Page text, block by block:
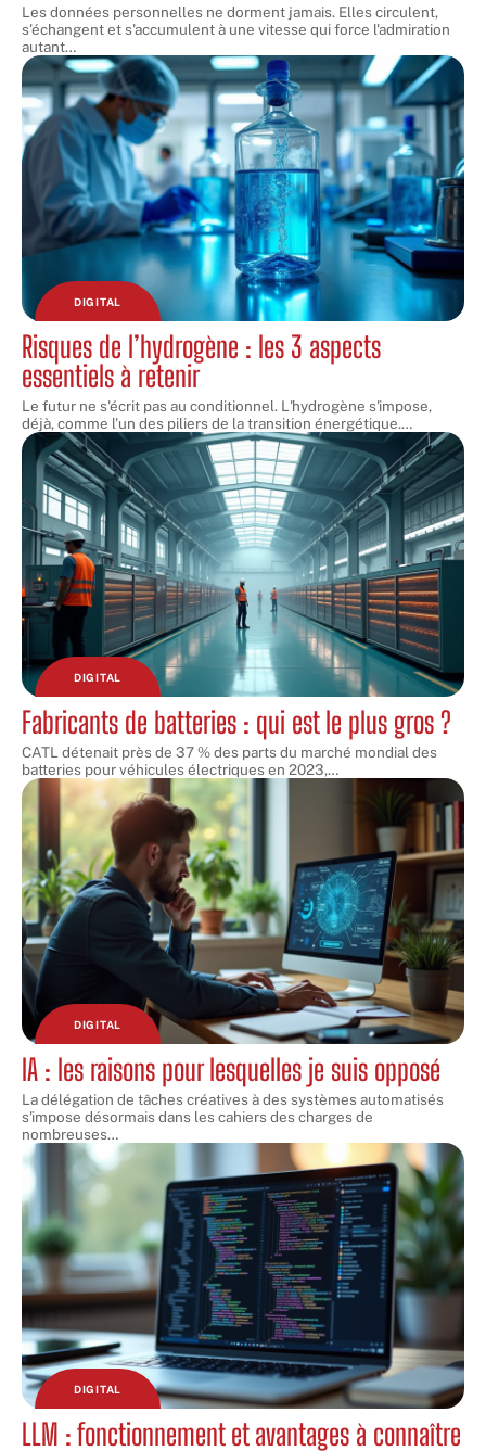
Les données personnelles ne dorment jamais. Elles circulent,
s'échangent et s'accumulent à une vitesse qui force l'admiration
autant…
DIGITAL
Risques de l’hydrogène : les 3 aspects
essentiels à retenir
Le futur ne s'écrit pas au conditionnel. L'hydrogène s'impose,
déjà, comme l'un des piliers de la transition énergétique.…
DIGITAL
Fabricants de batteries : qui est le plus gros ?
CATL détenait près de 37 % des parts du marché mondial des
batteries pour véhicules électriques en 2023,…
DIGITAL
IA : les raisons pour lesquelles je suis opposé
La délégation de tâches créatives à des systèmes automatisés
s'impose désormais dans les cahiers des charges de
nombreuses…
DIGITAL
LLM : fonctionnement et avantages à connaître